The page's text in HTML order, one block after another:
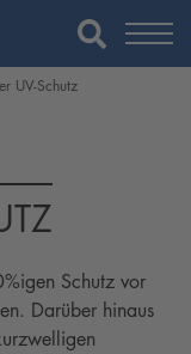
UV-Schutz
Schutz vor
Darüber hinaus